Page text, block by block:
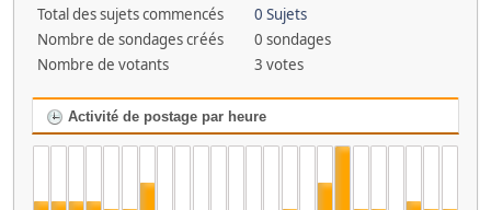
Total des sujets commencés
0 Sujets
Nombre de sondages créés
0 sondages
Nombre de votants
3 votes
Activité de postage par heure